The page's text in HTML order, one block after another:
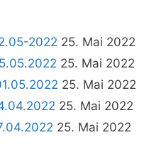
2022 25. Mai 2022
25. Mai 2022
25. Mai 2022
25. Mai 2022
25. Mai 2022